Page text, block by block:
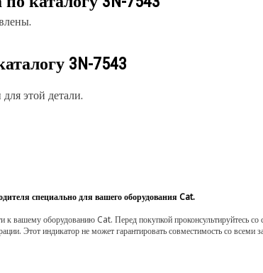
3N-7543
этой детали.
специально для вашего оборудования Cat.
вашему оборудованию Cat. Перед покупкой проконсультируйтесь
Этот индикатор не может гарантировать совместимость со всеми